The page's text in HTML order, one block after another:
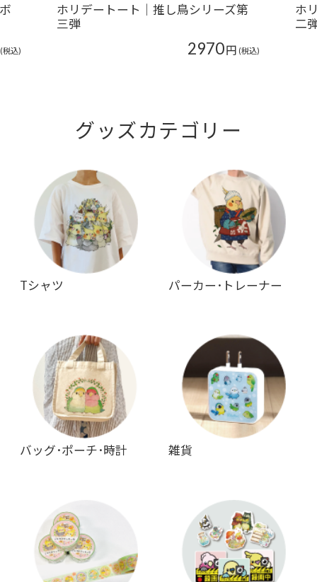
(税込)
ホリデートート｜推し鳥シリーズ第
三弾
2970円 (税込)
ホ
二
グッズカテゴリー
Tシャツ パーカー･トレーナー
バッグ･ポーチ･時計 雑貨